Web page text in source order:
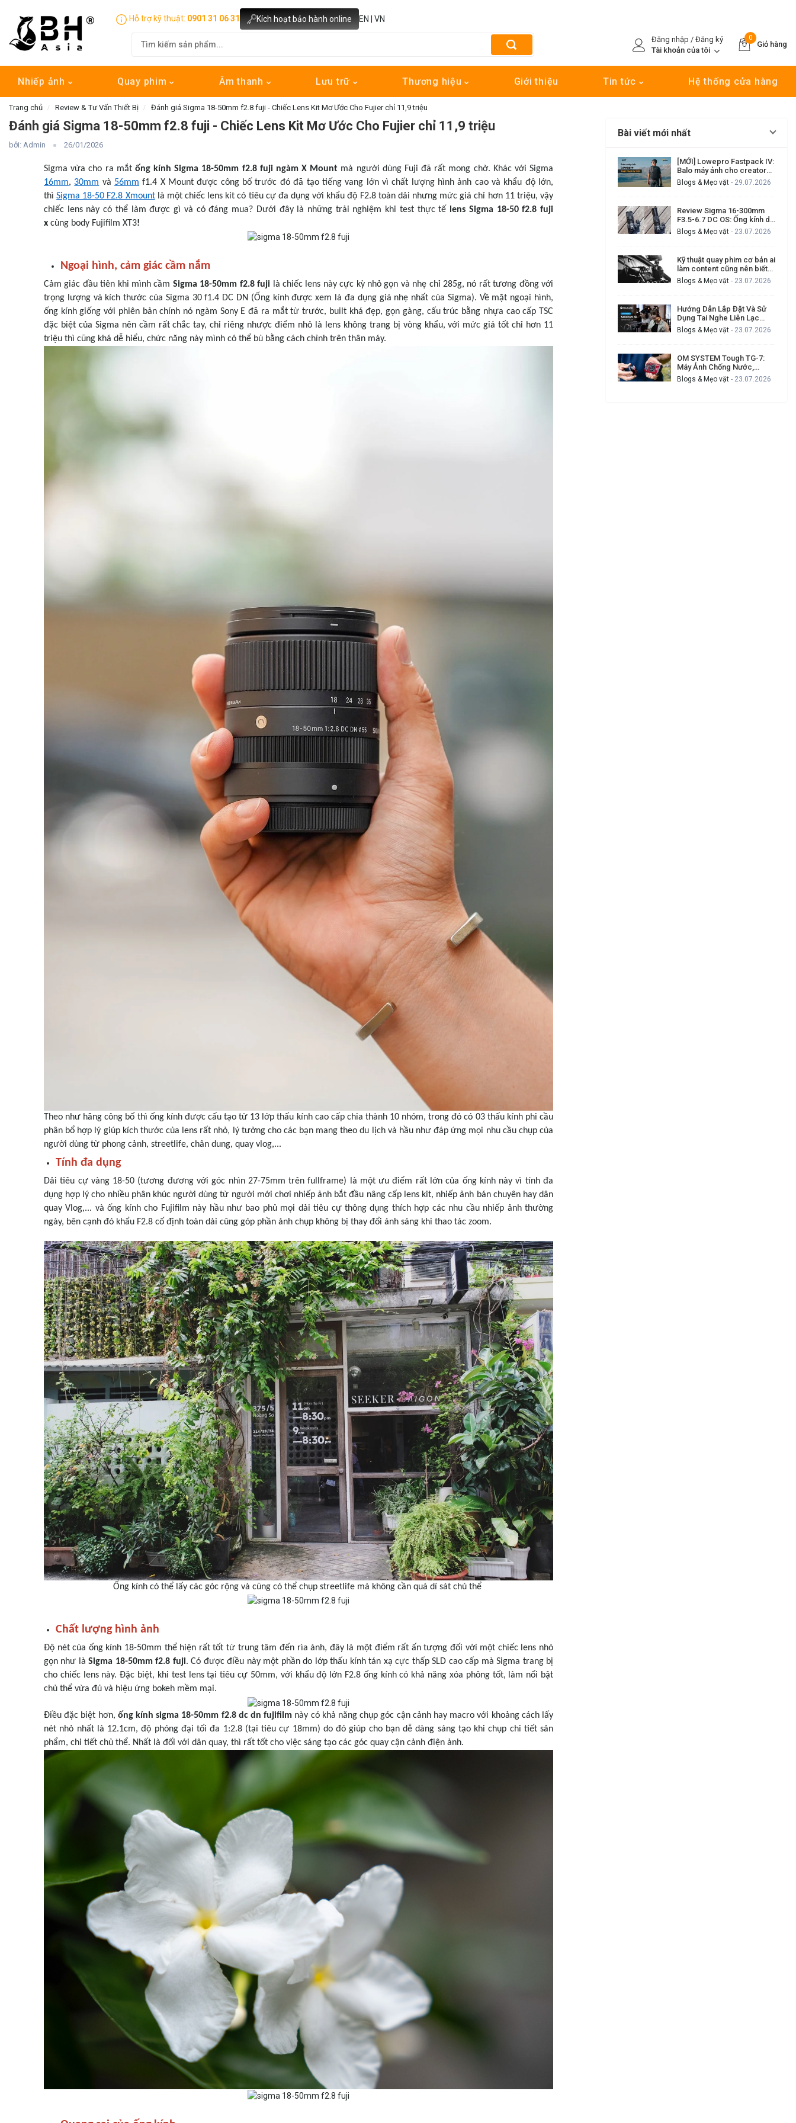
Hỗ trợ kỹ thuật: 0901 31 06 31 Kích hoạt bảo hành online EN VN
Đăng nhập / Đăng ký
Tài khoản của tôi
0
Giỏ hàng
Nhiếp ảnh Quay phim Âm thanh Lưu trữ Thương hiệu Giới thiệu Tin tức Hệ thống cửa hàng
Trang chủ Review & Tư Vấn Thiết Bị Đánh giá Sigma 18-50mm f2.8 fuji - Chiếc Lens Kit Mơ Ước Cho Fujier chỉ 11,9 triệu
Đánh giá Sigma 18-50mm f2.8 fuji - Chiếc Lens Kit Mơ Ước Cho Fujier chỉ 11,9 triệu
bởi: Admin 26/01/2026
Sigma vừa cho ra mắt ống kính Sigma 18-50mm f2.8 fuji ngàm X Mount mà người dùng Fuji đã rất mong chờ. Khác với Sigma
16mm, 30mm và 56mm f1.4 X Mount được công bố trước đó đã tạo tiếng vang lớn vì chất lượng hình ảnh cao và khẩu độ lớn,
thìSigma 18-50 F2.8 Xmountlà một chiếc lens kit có tiêu cự đa dụng với khẩu độ F2.8 toàn dải nhưng mức giá chỉ hơn 11 triệu, vậy
chiếc lens này có thể làm được gì và có đáng mua? Dưới đây là những trải nghiệm khi test thực tế lens Sigma 18-50 f2.8 fuji
x cùng body Fujifilm XT3!
Ngoại hình, cảm giác cầm nắm
Cảm giác đầu tiên khi mình cầm Sigma 18-50mm f2.8 fuji là chiếc lens này cực kỳ nhỏ gọn và nhẹ chỉ 285g, nó rất tương đồng với
trọng lượng và kích thước của Sigma 30 f1.4 DC DN (Ống kính được xem là đa dụng giá nhẹ nhất của Sigma). Về mặt ngoại hình,
ống kính giống với phiên bản chính nó ngàm Sony E đã ra mắt từ trước, built khá đẹp, gọn gàng, cấu trúc bằng nhựa cao cấp TSC
đặc biệt của Sigma nên cầm rất chắc tay, chỉ riêng nhược điểm nhỏ là lens không trang bị vòng khẩu, với mức giá tốt chỉ hơn 11
triệu thì cũng khá dễ hiểu, chức năng này mình có thể bù bằng cách chỉnh trên thân máy.
Theo như hãng công bố thì ống kính được cấu tạo từ 13 lớp thấu kính cao cấp chia thành 10 nhóm, trong đó có 03 thấu kính phi cầu
phân bổ hợp lý giúp kích thước của lens rất nhỏ, lý tưởng cho các bạn mang theo du lịch và hầu như đáp ứng mọi nhu cầu chụp của
người dùng từ phong cảnh, streetlife, chân dung, quay vlog,...
Tính đa dụng
Dải tiêu cự vàng 18-50 (tương đương với góc nhìn 27-75mm trên fullframe) là một ưu điểm rất lớn của ống kính này vì tính đa
dụng hợp lý cho nhiều phân khúc người dùng từ người mới chơi nhiếp ảnh bắt đầu nâng cấp lens kit, nhiếp ảnh bán chuyên hay dân
quay Vlog,... và ống kính cho Fujifilm này hầu như bao phủ mọi dải tiêu cự thông dụng thích hợp các nhu cầu nhiếp ảnh thường
ngày, bên cạnh đó khẩu F2.8 cố định toàn dải cũng góp phần ảnh chụp không bị thay đổi ánh sáng khi thao tác zoom.
Ống kính có thể lấy các góc rộng và cũng có thể chụp streetlife mà không cần quá dí sát chủ thể
Chất lượng hình ảnh
Độ nét của ống kính 18-50mm thể hiện rất tốt từ trung tâm đến rìa ảnh, đây là một điểm rất ấn tượng đối với một chiếc lens nhỏ
gọn như làSigma 18-50mm f2.8 fuji. Có được điều này một phần do lớp thấu kính tán xạ cực thấp SLD cao cấp mà Sigma trang bị
cho chiếc lens này. Đặc biệt, khi test lens tại tiêu cự 50mm, với khẩu độ lớn F2.8 ống kính có khả năng xóa phông tốt, làm nổi bật
chủ thể vừa đủ và hiệu ứng bokeh mềm mại.
Điều đặc biệt hơn, ống kính sigma 18-50mm f2.8 dc dn fujifilm này có khả năng chụp góc cận cảnh hay macro với khoảng cách lấy
nét nhỏ nhất là 12.1cm, độ phóng đại tối đa 1:2.8 (tại tiêu cự 18mm) do đó giúp cho bạn dễ dàng sáng tạo khi chụp chi tiết sản
phẩm, chi tiết chủ thể. Nhất là đối với dân quay, thì rất tốt cho việc sáng tạo các góc quay cận cảnh điện ảnh.
Bài viết mới nhất
[MỚI] Lowepro Fastpack IV:
Balo máy ảnh cho creator
cần đi nhanh, lấy máy nhanh
Blogs & Mẹo vặt - 29.07.2026
Review Sigma 16-300mm
F3.5-6.7 DC OS: Ống kính du
lịch đa dụng có đáng mua?
Blogs & Mẹo vặt - 23.07.2026
Kỹ thuật quay phim cơ bản ai
làm content cũng nên biết
để tạo video chuyên nghiệp
hơn
Blogs & Mẹo vặt - 23.07.2026
Hướng Dẫn Lắp Đặt Và Sử
Dụng Tai Nghe Liên Lạc
Hollyland Solidcom SE Cho
Ekip Quay Phim Đông Người
Blogs & Mẹo vặt - 23.07.2026
OM SYSTEM Tough TG-7:
Máy Ảnh Chống Nước,
Chống Va Đập Cho Ai
Thường Xuyên Gặp Sự Cố
Blogs & Mẹo vặt - 23.07.2026